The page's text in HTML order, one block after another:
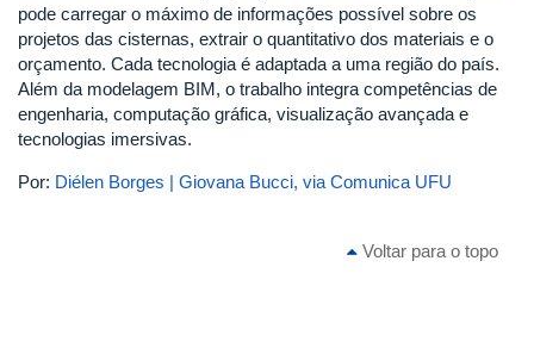
pode carregar o máximo de informações possível sobre os
projetos das cisternas, extrair o quantitativo dos materiais e o
orçamento. Cada tecnologia é adaptada a uma região do país.
Além da modelagem BIM, o trabalho integra competências de
engenharia, computação gráfica, visualização avançada e
tecnologias imersivas.
Por: Diélen Borges | Giovana Bucci, via Comunica UFU
Voltar para o topo